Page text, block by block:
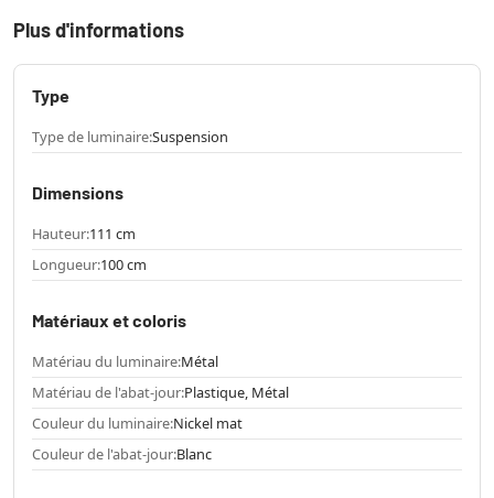
Plus d'informations
Type
Type de luminaire:Suspension
Dimensions
Hauteur:111 cm
Longueur:100 cm
Matériaux et coloris
Matériau du luminaire:Métal
Matériau de l'abat-jour:Plastique, Métal
Couleur du luminaire:Nickel mat
Couleur de l'abat-jour:Blanc